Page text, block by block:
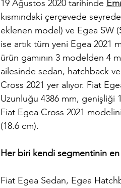
19 Ağustos 2020 tarihinde
kısmındaki çerçevede
eklenen model) ve Egea SW
ise artık tüm yeni Egea 2021
ürün gamının 3 modelden 4
ailesinde sedan, hatchback
Cross 2021 yer alıyor. Fiat
Uzunluğu 4386 mm, genişliği
Fiat Egea Cross 2021
(18.6 cm).
Her biri kendi segmentinin en
Fiat Egea Sedan, Egea